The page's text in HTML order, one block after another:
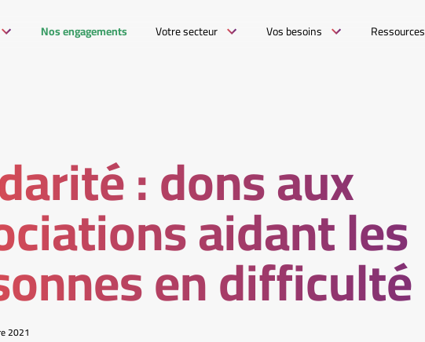
Nos engagements Votre secteur Vos besoins Ressources
: dons aux
aidant les
en difficulté
2021